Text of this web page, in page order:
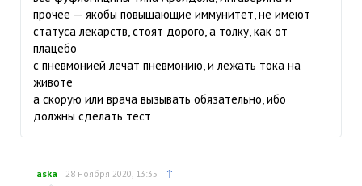
прочее — якобы повышающие иммунитет, не имеют
статуса лекарств, стоят дорого, а толку, как от
плацебо
с пневмонией лечат пневмонию, и лежать тока на
животе
а скорую или врача вызывать обязательно, ибо
должны сделать тест
aska 28 ноября 2020, 13:35 ↑